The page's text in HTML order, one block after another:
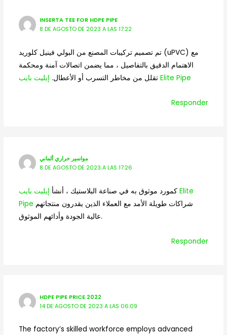
INSERTA TEE FOR HDPE PIPE
8 DE AGOSTO DE 2023 A LAS 17:22
تم تصميم تركيبات المصنع من البولي فينيل كلوريد (uPVC) مع
الاهتمام الدقيق بالتفاصيل ، مما يضمن اتصالات آمنة ومحكمة
تقلل من مخاطر التسرب أو الأعطال.إيليت بايب Elite Pipe
Responder
مواسير حراري ألماني
8 DE AGOSTO DE 2023 A LAS 17:26
كمورد موثوق به في صناعة البلاستيك ، أنشأ إيليت بايب Elite
Pipe
عالية الجودة وأدائهم الموثوق.
Responder
HDPE PIPE PRICE 2022
14 DE AGOSTO DE 2023 A LAS 06:09
The factory’s skilled workforce employs advanced